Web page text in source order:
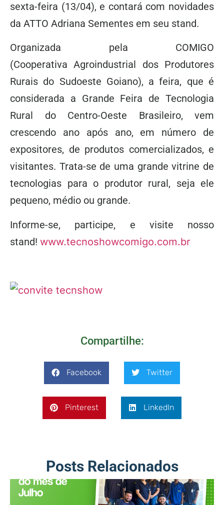
sexta-feira (13/04), e contará com novidades
da ATTO Adriana Sementes em seu stand.
Organizada pela COMIGO
(Cooperativa Agroindustrial dos Produtores
Rurais do Sudoeste Goiano), a feira, que é
considerada a Grande Feira de Tecnologia
Rural do Centro-Oeste Brasileiro, vem
crescendo ano após ano, em número de
expositores, de produtos comercializados, e
visitantes. Trata-se de uma grande vitrine de
tecnologias para o produtor rural, seja ele
pequeno, médio ou grande.
Informe-se, participe, e visite nosso
stand! www.tecnoshowcomigo.com.br
Compartilhe:
Facebook Twitter
Pinterest LinkedIn
Posts Relacionados